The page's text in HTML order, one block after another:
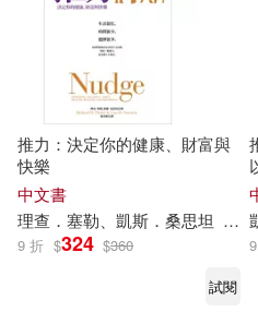
可菲律賓店取(5)
上市日期 (可複選)
推力：決定你的健康、財富與
快樂
中文書
理查 ． 塞勒 凱斯 ． 桑思坦 張
9 折 $324 $360
試閱